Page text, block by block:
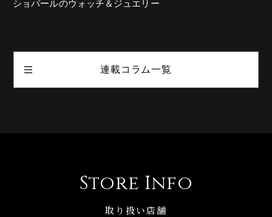
ショパールのウォッチ＆ジュエリー
連載コラム一覧
Store Info
取り扱い店舗